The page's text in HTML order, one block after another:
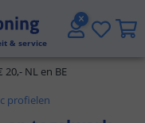
& service
NL en BE
9.1
profielen